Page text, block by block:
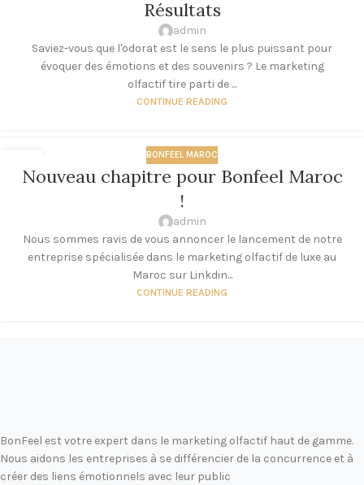
Résultats
admin
Saviez-vous que l'odorat est le sens le plus puissant pour
évoquer des émotions et des souvenirs ? Le marketing
olfactif tire parti de ...
CONTINUE READING
16
AOÛT
BONFEEL MAROC
Nouveau chapitre pour Bonfeel Maroc
!
admin
Nous sommes ravis de vous annoncer le lancement de notre
entreprise spécialisée dans le marketing olfactif de luxe au
Maroc sur Linkdin...
CONTINUE READING
BonFeel est votre expert dans le marketing olfactif haut de gamme.
Nous aidons les entreprises à se différencier de la concurrence et à
créer des liens émotionnels avec leur public